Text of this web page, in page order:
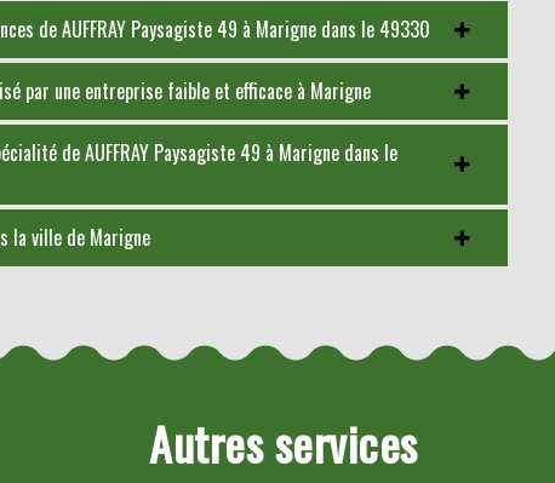
de AUFFRAY Paysagiste 49 à Marigne dans le 49330
par une entreprise faible et efficace à Marigne
de AUFFRAY Paysagiste 49 à Marigne dans le
la ville de Marigne
Autres services